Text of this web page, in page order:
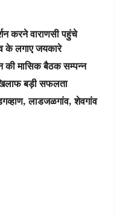
करने वाराणसी पहुंचे
के लगाए जयकारे
की मासिक बैठक सम्पन्न
बड़ी सफलता
लाडजळगांव, शेवगांव